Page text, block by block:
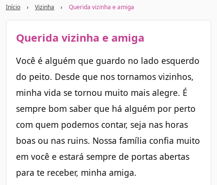
Início › Vizinha › Querida vizinha e amiga
Querida vizinha e amiga
Você é alguém que guardo no lado esquerdo
do peito. Desde que nos tornamos vizinhos,
minha vida se tornou muito mais alegre. É
sempre bom saber que há alguém por perto
com quem podemos contar, seja nas horas
boas ou nas ruins. Nossa família confia muito
em você e estará sempre de portas abertas
para te receber, minha amiga.